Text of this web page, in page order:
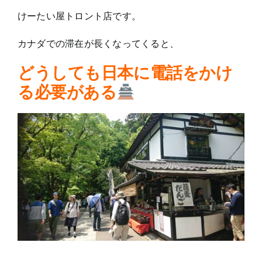
けーたい屋トロント店です。
カナダでの滞在が長くなってくると、
どうしても日本に電話をかけ
る必要がある